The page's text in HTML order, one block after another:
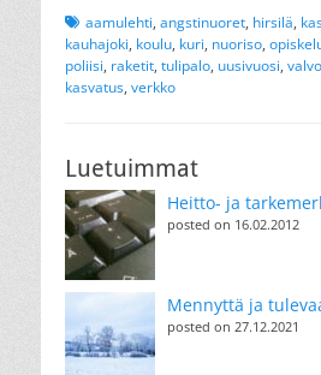
Tagsaamulehti, angstinuoret, hirsilä,
kauhajoki, koulu, kuri, nuoriso,
poliisi, raketit, tulipalo, uusivuosi,
kasvatus, verkko
Luetuimmat
Heitto- ja
posted on 16.02.2012
Mennyttä ja
posted on 27.12.2021